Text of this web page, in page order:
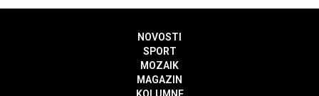
NOVOSTI
SPORT
MOZAIK
MAGAZIN